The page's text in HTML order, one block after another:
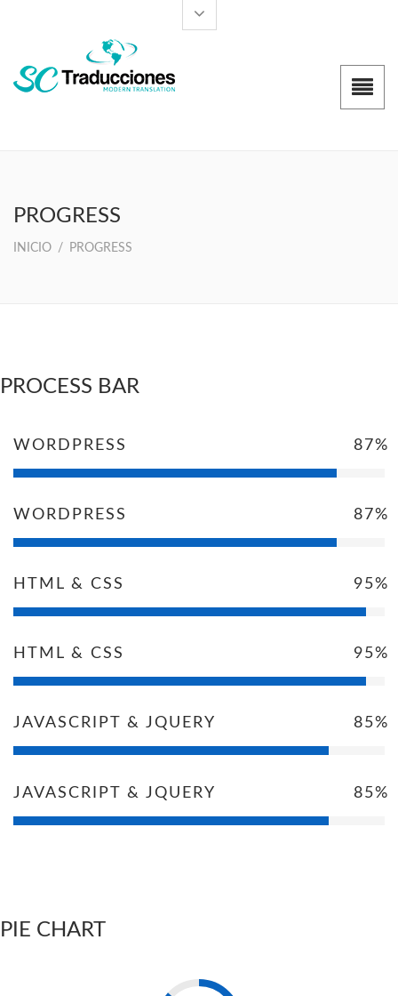
PROGRESS
INICIO / PROGRESS
PROCESS BAR
WORDPRESS 87%
WORDPRESS 87%
HTML & CSS 95%
HTML & CSS 95%
JAVASCRIPT & JQUERY 85%
JAVASCRIPT & JQUERY 85%
PIE CHART